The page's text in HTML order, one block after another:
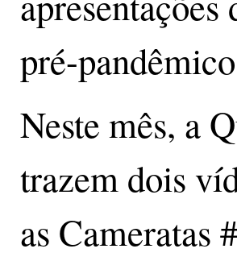
pré-
Neste mês, a
trazem dois
as Cameratas